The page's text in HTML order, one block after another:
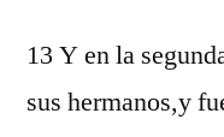
13 Y en la
sus hermanos,y